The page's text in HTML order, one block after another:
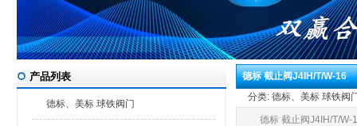
产品列表
德标、美标 球铁阀门
德标 截止阀J4IH/T/W-16
分类: 德标、美标 球铁
德标 截止阀J4IH/T/W-